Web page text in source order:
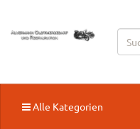
Alle Kategorien